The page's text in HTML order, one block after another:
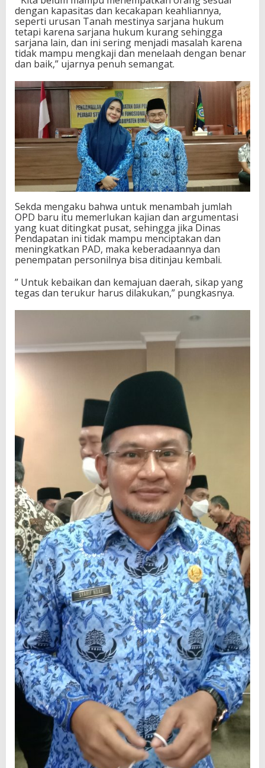
dengan kapasitas dan kecakapan keahliannya,
seperti urusan Tanah mestinya sarjana hukum
tetapi karena sarjana hukum kurang sehingga
sarjana lain, dan ini sering menjadi masalah karena
tidak mampu mengkaji dan menelaah dengan benar
dan baik,” ujarnya penuh semangat.
Sekda mengaku bahwa untuk menambah jumlah
OPD baru itu memerlukan kajian dan argumentasi
yang kuat ditingkat pusat, sehingga jika Dinas
Pendapatan ini tidak mampu menciptakan dan
meningkatkan PAD, maka keberadaannya dan
penempatan personilnya bisa ditinjau kembali.
” Untuk kebaikan dan kemajuan daerah, sikap yang
tegas dan terukur harus dilakukan,” pungkasnya.